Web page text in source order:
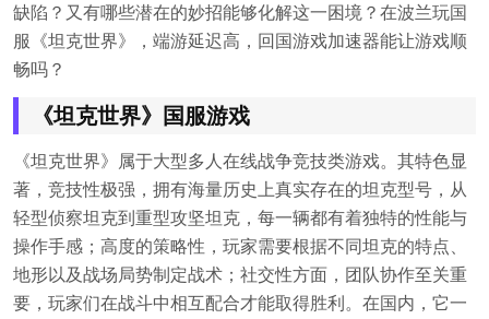
缺陷？又有哪些潜在的妙招能够化解这一困境？在波兰玩国
服《坦克世界》，端游延迟高，回国游戏加速器能让游戏顺
畅吗？
《坦克世界》国服游戏
《坦克世界》属于大型多人在线战争竞技类游戏。其特色显
著，竞技性极强，拥有海量历史上真实存在的坦克型号，从
轻型侦察坦克到重型攻坚坦克，每一辆都有着独特的性能与
操作手感；高度的策略性，玩家需要根据不同坦克的特点、
地形以及战场局势制定战术；社交性方面，团队协作至关重
要，玩家们在战斗中相互配合才能取得胜利。在国内，它一